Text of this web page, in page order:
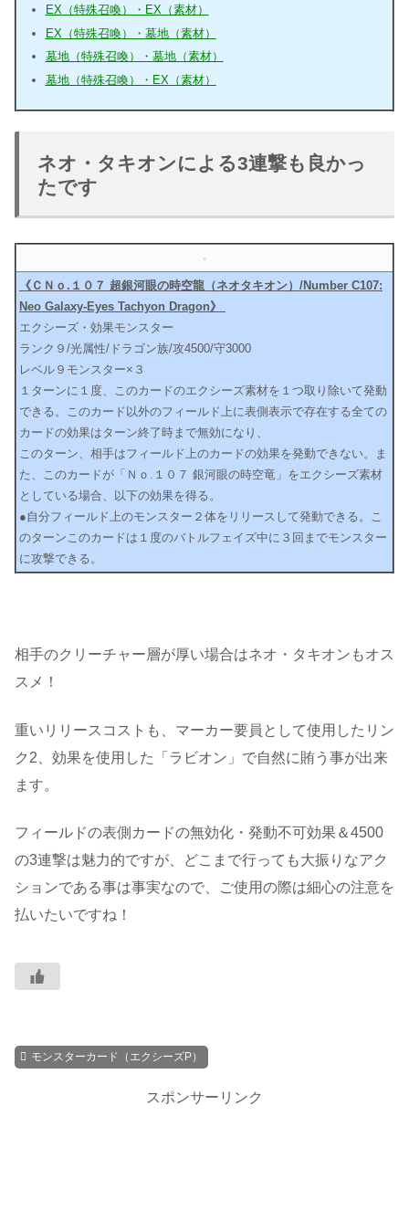
EX（特殊召喚）・EX（素材）
EX（特殊召喚）・墓地（素材）
墓地（特殊召喚）・墓地（素材）
墓地（特殊召喚）・EX（素材）
ネオ・タキオンによる3連撃も良かっ
たです
《ＣＮｏ.１０７ 超銀河眼の時空龍（ネオタキオン）/Number C107:
Neo Galaxy-Eyes Tachyon Dragon》
エクシーズ・効果モンスター
ランク９/光属性/ドラゴン族/攻4500/守3000
レベル９モンスター×３
１ターンに１度、このカードのエクシーズ素材を１つ取り除いて発動
できる。このカード以外のフィールド上に表側表示で存在する全ての
カードの効果はターン終了時まで無効になり、
このターン、相手はフィールド上のカードの効果を発動できない。ま
た、このカードが「Ｎｏ.１０７ 銀河眼の時空竜」をエクシーズ素材
としている場合、以下の効果を得る。
●自分フィールド上のモンスター２体をリリースして発動できる。こ
のターンこのカードは１度のバトルフェイズ中に３回までモンスター
に攻撃できる。
相手のクリーチャー層が厚い場合はネオ・タキオンもオス
スメ！
重いリリースコストも、マーカー要員として使用したリン
ク2、効果を使用した「ラビオン」で自然に賄う事が出来
ます。
フィールドの表側カードの無効化・発動不可効果＆4500
の3連撃は魅力的ですが、どこまで行っても大振りなアク
ションである事は事実なので、ご使用の際は細心の注意を
払いたいですね！
モンスターカード（エクシーズP）
スポンサーリンク